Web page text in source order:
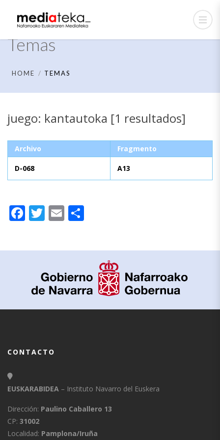
Temas
HOME TEMAS
juego: kantautoka [1 resultados]
Archivo Fragmento
D-068 A13
Facebook
Twitter
Email
CONTACTO
EUSKARABIDEA – Instituto Navarro del Euskera
Dirección: Paulino Caballero 13
CP: 31002
Localidad: Pamplona/Iruña